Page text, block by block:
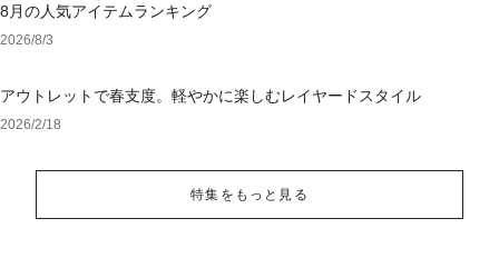
8月の人気アイテムランキング
2026/8/3
アウトレットで春支度。軽やかに楽しむレイヤードスタイル
2026/2/18
特集をもっと見る